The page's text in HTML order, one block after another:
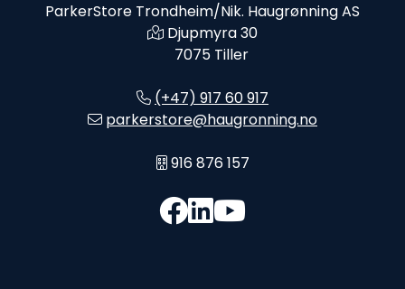
ParkerStore Trondheim/Nik. Haugrønning AS
Djupmyra 30
7075 Tiller
(+47) 917 60 917
parkerstore@haugronning.no
916 876 157